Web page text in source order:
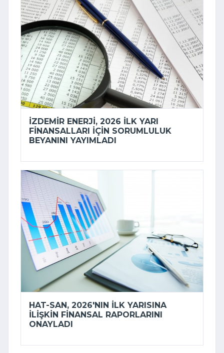
İZDEMİR ENERJI, 2026 ILK YARI
FINANSALLARI IÇIN SORUMLULUK
BEYANINI YAYIMLADI
HAT-SAN, 2026'NIN ILK YARISINA
ILIŞKIN FINANSAL RAPORLARINI
ONAYLADI